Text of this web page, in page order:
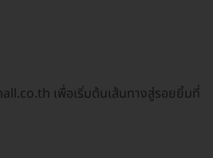
เพื่อเริ่มต้นเส้นทางสู่รอยยิ้มที่